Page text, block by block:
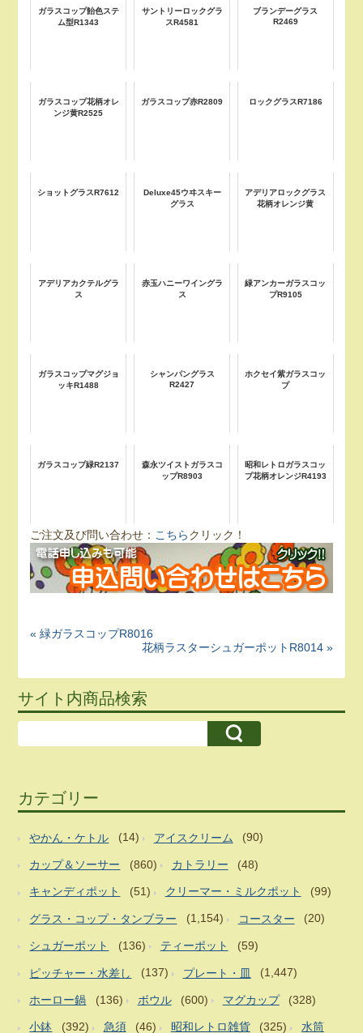
ガラスコップ飴色ステ
ム型R1343
サントリーロックグラ
スR4581
ブランデーグラス
R2469
ガラスコップ花柄オレ
ンジ黄R2525
ガラスコップ赤R2809 ロックグラスR7186
ショットグラスR7612
Deluxe45ウヰスキー
グラス
アデリアロックグラス
花柄オレンジ黄
アデリアカクテルグラ
ス
赤玉ハニーワイングラ
ス
緑アンカーガラスコッ
プR9105
ガラスコップマグジョ
ッキR1488
シャンパングラス
R2427
ホクセイ紫ガラスコッ
プ
ガラスコップ緑R2137
森永ツイストガラスコ
ップR8903
昭和レトロガラスコッ
プ花柄オレンジR4193
ご注文及び問い合わせ： こちらクリック！
« 緑ガラスコップR8016
花柄ラスターシュガーポットR8014 »
サイト内商品検索
カテゴリー
やかん・ケトル (14) アイスクリーム (90)
カップ＆ソーサー (860) カトラリー (48)
キャンディポット (51) クリーマー・ミルクポット (99)
グラス・コップ・タンブラー (1,154) コースター (20)
シュガーポット (136) ティーポット (59)
ピッチャー・水差し (137) プレート・皿 (1,447)
ホーロー鍋 (136) ボウル (600) マグカップ (328)
小鉢 (392) 急須 (46) 昭和レトロ雑貨 (325) 水筒